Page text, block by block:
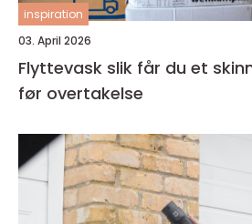
inspiration
03. April 2026
Flyttevask slik får du et skinnende rent hjem
før overtakelse